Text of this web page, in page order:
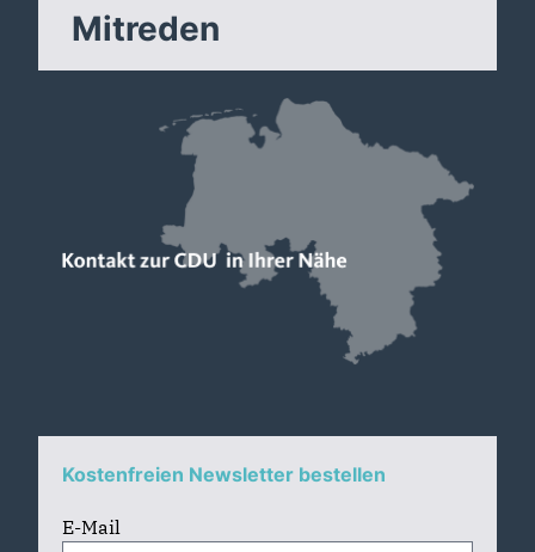
Mitreden
Kostenfreien Newsletter bestellen
E-Mail